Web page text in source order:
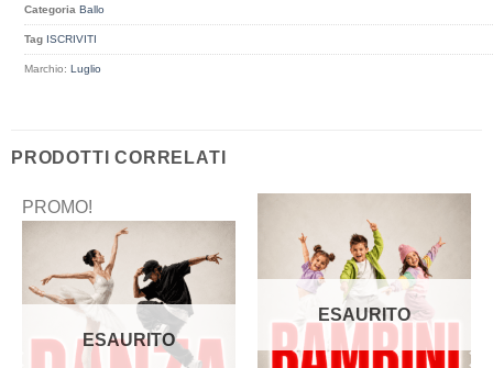
Categoria Ballo
Tag ISCRIVITI
Marchio:Luglio
PRODOTTI CORRELATI
PROMO!
ESAURITO
ESAURITO